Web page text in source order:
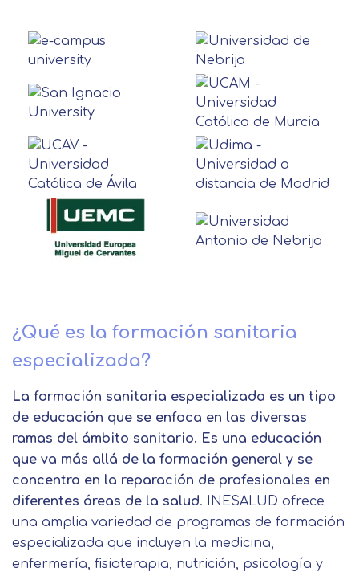
¿Qué es la formación sanitaria
especializada?
La formación sanitaria especializada es un tipo
de educación que se enfoca en las diversas
ramas del ámbito sanitario. Es una educación
que va más allá de la formación general y se
concentra en la reparación de profesionales en
diferentes áreas de la salud. INESALUD ofrece
una amplia variedad de programas de formación
especializada que incluyen la medicina,
enfermería, fisioterapia, nutrición, psicología y